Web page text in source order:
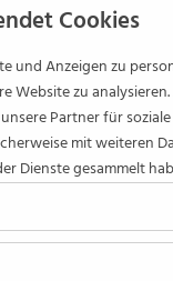
Cookies
und Anzeigen zu
Website zu
Partner für
mit weiteren
Dienste gesammelt